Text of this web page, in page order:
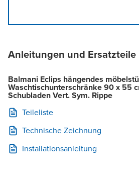
Anleitungen und Ersatzteile
Balmani Eclips hängendes
Waschtischunterschränke 90 x 55
Schubladen Vert. Sym. Rippe
Teileliste
Technische Zeichnung
Installationsanleitung